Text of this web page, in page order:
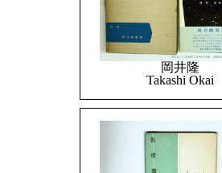
岡井隆
Takashi Okai